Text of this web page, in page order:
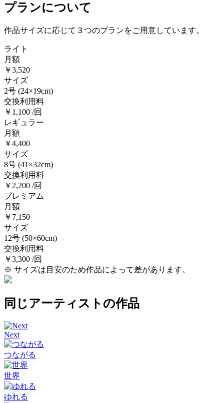
プランについて
作品サイズに応じて３つのプランをご用意しています。
ライト
月額
￥3,520
サイズ
2号 (24×19cm)
交換利用料
￥1,100 /回
レギュラー
月額
￥4,400
サイズ
8号 (41×32cm)
交換利用料
￥2,200 /回
プレミアム
月額
￥7,150
サイズ
12号 (50×60cm)
交換利用料
￥3,300 /回
※ サイズは目安のため作品によって差があります。
同じアーティストの作品
Next
つながる
世界
ゆれる